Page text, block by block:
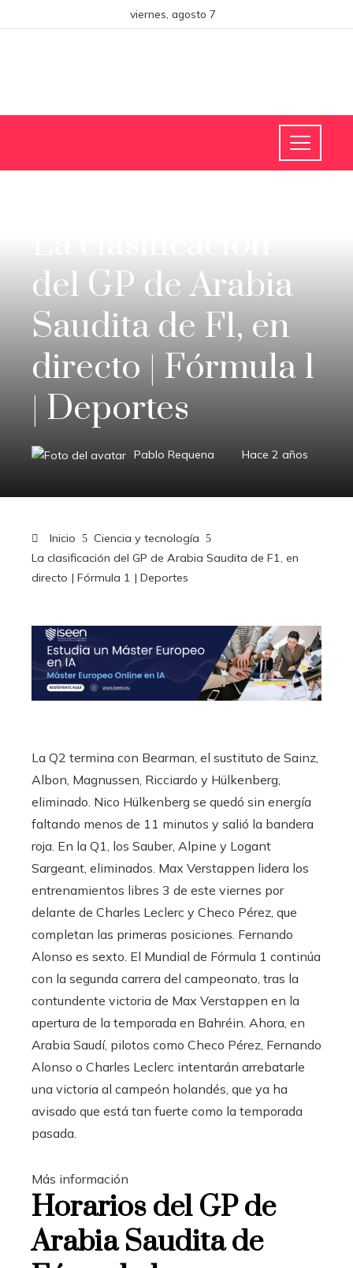
viernes, agosto 7
del GP de Arabia
Saudita de F1, en
directo | Fórmula 1
| Deportes
Pablo Requena Hace 2 años
Inicio
Ciencia y tecnología
La clasificación del GP de Arabia Saudita de F1, en
directo | Fórmula 1 | Deportes
La Q2 termina con Bearman, el sustituto de Sainz,
Albon, Magnussen, Ricciardo y Hülkenberg,
eliminado. Nico Hülkenberg se quedó sin energía
faltando menos de 11 minutos y salió la bandera
roja. En la Q1, los Sauber, Alpine y Logant
Sargeant, eliminados. Max Verstappen lidera los
entrenamientos libres 3 de este viernes por
delante de Charles Leclerc y Checo Pérez, que
completan las primeras posiciones. Fernando
Alonso es sexto. El Mundial de Fórmula 1 continúa
con la segunda carrera del campeonato, tras la
contundente victoria de Max Verstappen en la
apertura de la temporada en Bahréin. Ahora, en
Arabia Saudí, pilotos como Checo Pérez, Fernando
Alonso o Charles Leclerc intentarán arrebatarle
una victoria al campeón holandés, que ya ha
avisado que está tan fuerte como la temporada
pasada.
Más información
Horarios del GP de
Arabia Saudita de